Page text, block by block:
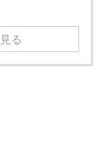
る